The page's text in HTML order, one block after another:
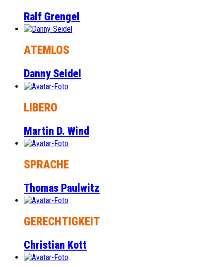
Ralf Grengel
ATEMLOS
Danny Seidel
LIBERO
Martin D. Wind
SPRACHE
Thomas Paulwitz
GERECHTIGKEIT
Christian Kott